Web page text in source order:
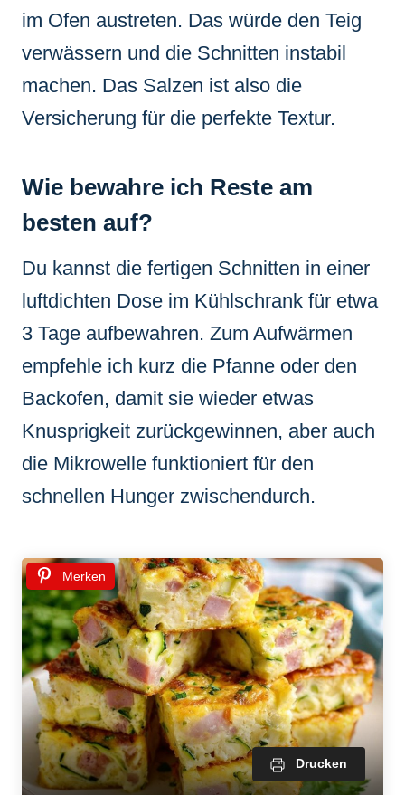
im Ofen austreten. Das würde den Teig
verwässern und die Schnitten instabil
machen. Das Salzen ist also die
Versicherung für die perfekte Textur.
Wie bewahre ich Reste am
besten auf?
Du kannst die fertigen Schnitten in einer
luftdichten Dose im Kühlschrank für etwa
3 Tage aufbewahren. Zum Aufwärmen
empfehle ich kurz die Pfanne oder den
Backofen, damit sie wieder etwas
Knusprigkeit zurückgewinnen, aber auch
die Mikrowelle funktioniert für den
schnellen Hunger zwischendurch.
Merken
Drucken